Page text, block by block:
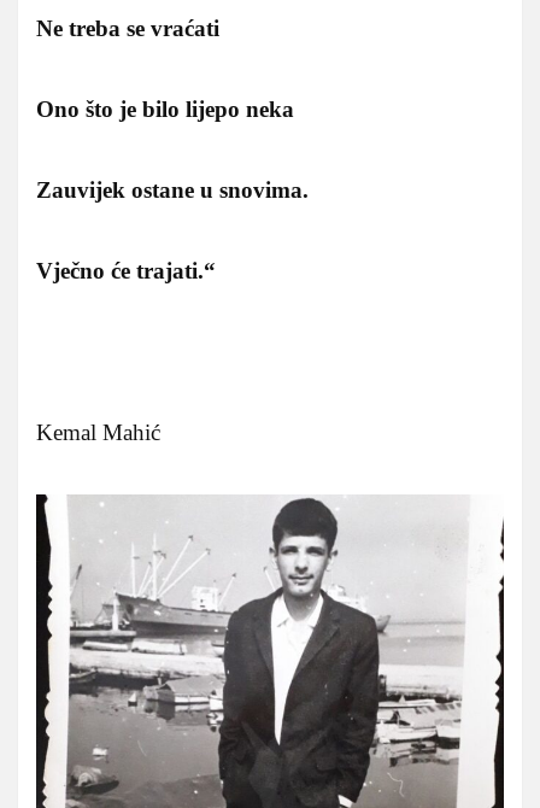
Ne treba se vraćati
Ono što je bilo lijepo neka
Zauvijek ostane u snovima.
Vječno će trajati.“
Kemal Mahić